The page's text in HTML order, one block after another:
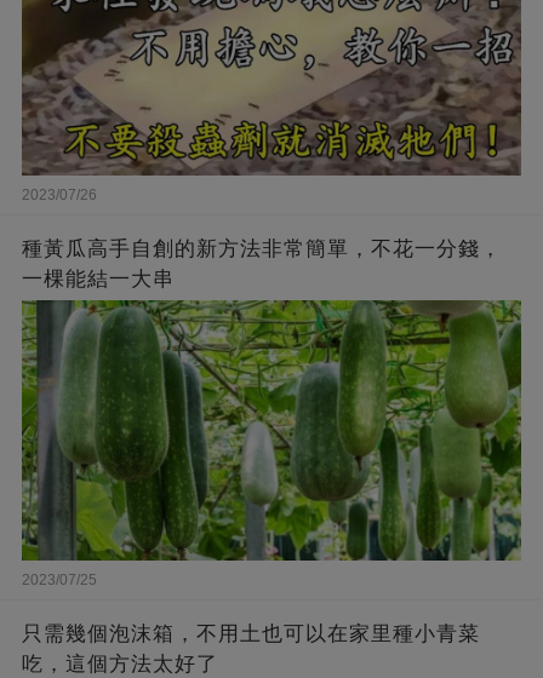
2023/07/26
種黃瓜高手自創的新方法非常簡單，不花一分錢，
一棵能結一大串
2023/07/25
只需幾個泡沫箱，不用土也可以在家里種小青菜
吃，這個方法太好了